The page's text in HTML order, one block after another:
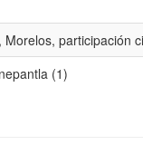
participación
(1)